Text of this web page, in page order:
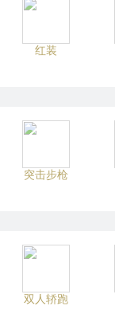
红装
突击步枪
双人轿跑